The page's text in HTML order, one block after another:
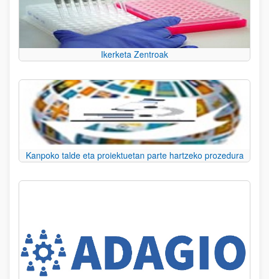
Ikerketa Zentroak
Kanpoko talde eta proiektuetan parte hartzeko prozedura